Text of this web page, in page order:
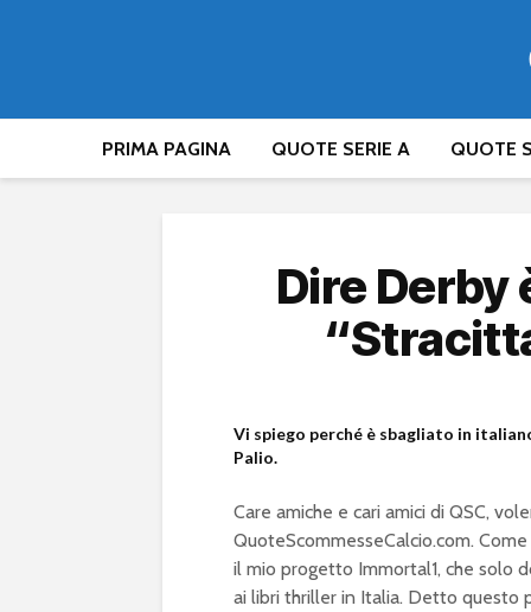
PRIMA PAGINA QUOTE SERIE A QUOTE
Dire Derby
Vi spiego perché è sbagliato in
Palio.
Care amiche e cari amici di QSC,
QuoteScommesseCalcio.com.
il mio progetto Immortal1, che solo
ai libri thriller in Italia. Detto questo